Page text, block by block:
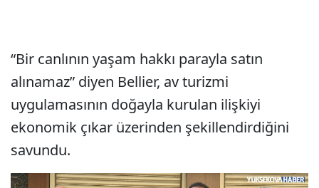
“Bir canlının yaşam hakkı parayla satın
alınamaz” diyen Bellier, av turizmi
uygulamasının doğayla kurulan ilişkiyi
ekonomik çıkar üzerinden şekillendirdiğini
savundu.